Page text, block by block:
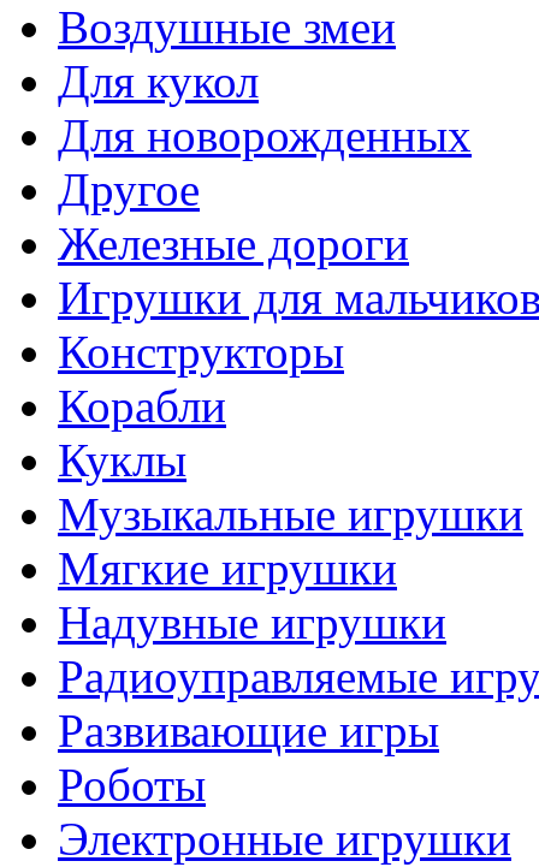
Воздушные змеи
Для кукол
Для новорожденных
Другое
Железные дороги
Игрушки для
Конструкторы
Корабли
Куклы
Музыкальные игрушки
Мягкие игрушки
Надувные игрушки
Радиоуправляемые
Развивающие игры
Роботы
Электронные игрушки